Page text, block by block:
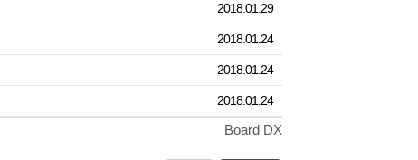
2018.01.29
2018.01.24
2018.01.24
2018.01.24
Board DX